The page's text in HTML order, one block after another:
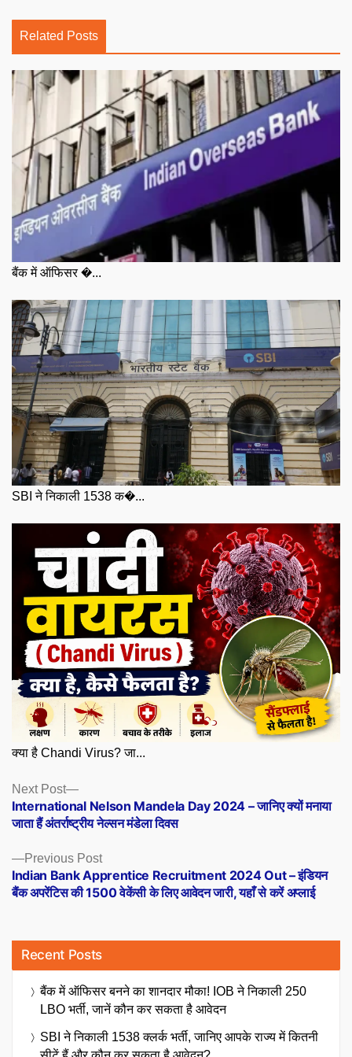
Related Posts
बैंक में ऑफिसर �...
SBI ने निकाली 1538 क�...
क्या है Chandi Virus? जा...
Posts
navigation
Previous PostPrevious
post:
Indian Bank Apprentice Recruitment 2024 Out – इंडियन
बैंक अपरेंटिस की 1500 वेकेंसी के लिए आवेदन जारी, यहाँ से करें अप्लाई
Next Post
Next
post:
International Nelson Mandela Day 2024 – जानिए क्यों मनाया
जाता हैं अंतर्राष्ट्रीय नेल्सन मंडेला दिवस
Recent Posts
बैंक में ऑफिसर बनने का शानदार मौका! IOB ने निकाली 250
LBO भर्ती, जानें कौन कर सकता है आवेदन
SBI ने निकाली 1538 क्लर्क भर्ती, जानिए आपके राज्य में कितनी